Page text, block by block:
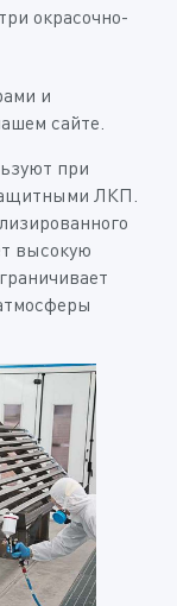
окрасочно-
и
сайте.
при
ЛКП.
высокую